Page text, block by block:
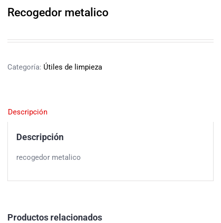
Recogedor metalico
Categoría: Útiles de limpieza
Descripción
Descripción
recogedor metalico
Productos relacionados